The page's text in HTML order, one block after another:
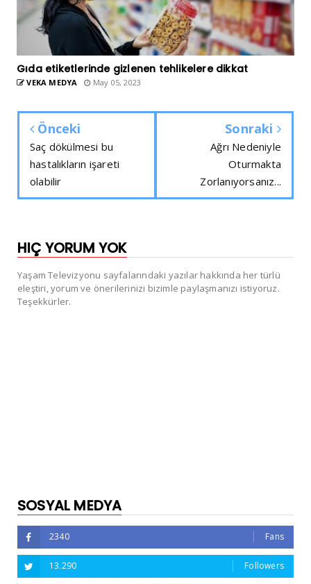
Gıda etiketlerinde gizlenen tehlikelere dikkat
VEKA MEDYA May 05, 2023
Önceki
Saç dökülmesi bu
hastalıkların işareti
olabilir
Sonraki
Ağrı Nedeniyle
Oturmakta
Zorlanıyorsanız...
HIÇ YORUM YOK
Yaşam Televizyonu sayfalarındaki yazılar hakkında her türlü
eleştiri, yorum ve önerilerinizi bizimle paylaşmanızı istiyoruz.
Teşekkürler.
SOSYAL MEDYA
2340 Fans
13.290 Followers